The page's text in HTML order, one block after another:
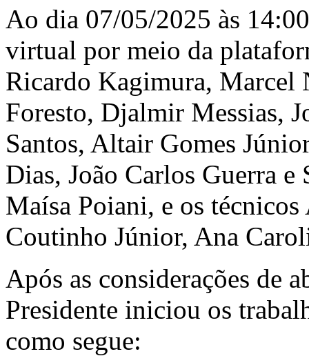
Ao dia 07/05/2025 às
virtual por meio da
Ricardo Kagimura, Marcel
Foresto, Djalmir Messias,
Santos, Altair Gomes
Dias, João Carlos Guerra
Maísa Poiani, e os
Coutinho Júnior, Ana
Após as considerações de
Presidente iniciou os
como segue: